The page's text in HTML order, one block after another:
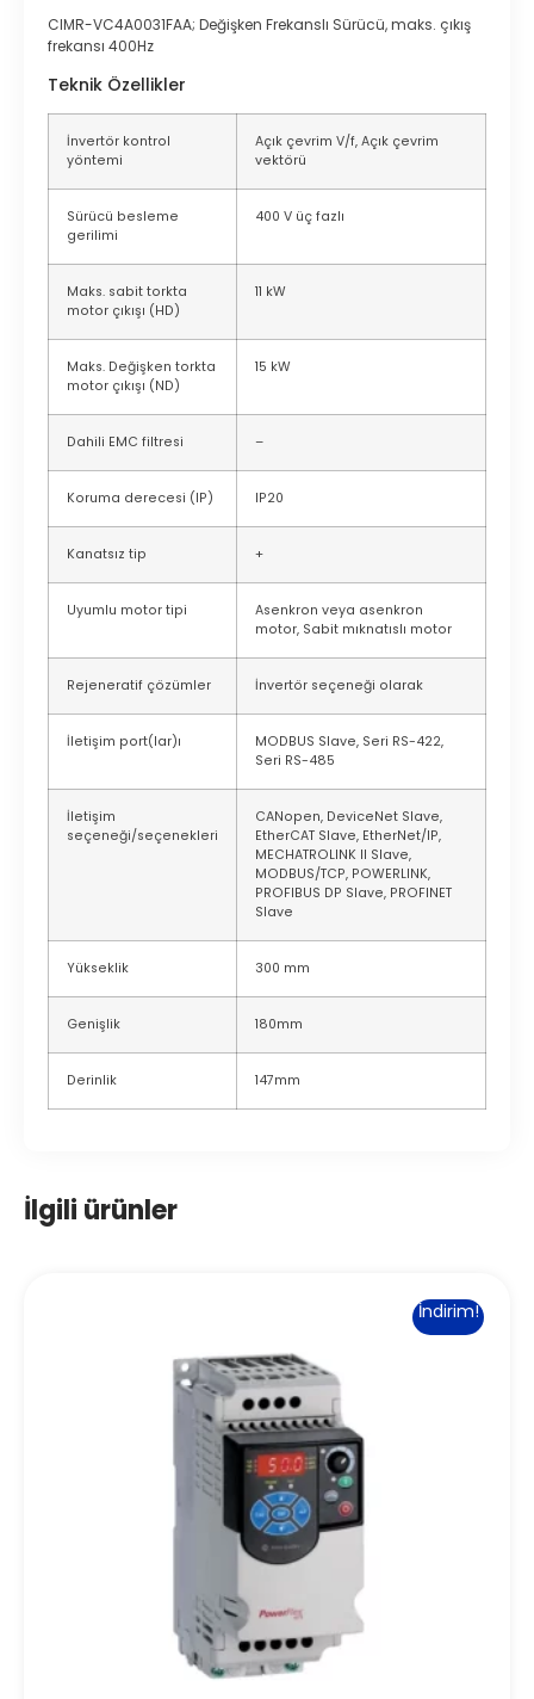
CIMR-VC4A0031FAA; Değişken Frekanslı Sürücü, maks. çıkış
frekansı 400Hz
Teknik Özellikler
İnvertör kontrol
yöntemi
Açık çevrim V/f, Açık çevrim
vektörü
Sürücü besleme
gerilimi
400 V üç fazlı
Maks. sabit torkta
motor çıkışı (HD)
11 kW
Maks. Değişken torkta
motor çıkışı (ND)
15 kW
Dahili EMC filtresi –
Koruma derecesi (IP) IP20
Kanatsız tip +
Uyumlu motor tipi
Asenkron veya asenkron
motor, Sabit mıknatıslı motor
Rejeneratif çözümler İnvertör seçeneği olarak
İletişim port(lar)ı
MODBUS Slave, Seri RS-422,
Seri RS-485
İletişim
seçeneği/seçenekleri
CANopen, DeviceNet Slave,
EtherCAT Slave, EtherNet/IP,
MECHATROLINK II Slave,
MODBUS/TCP, POWERLINK,
PROFIBUS DP Slave, PROFINET
Slave
Yükseklik 300 mm
Genişlik 180mm
Derinlik 147mm
İlgili ürünler
İndirim!